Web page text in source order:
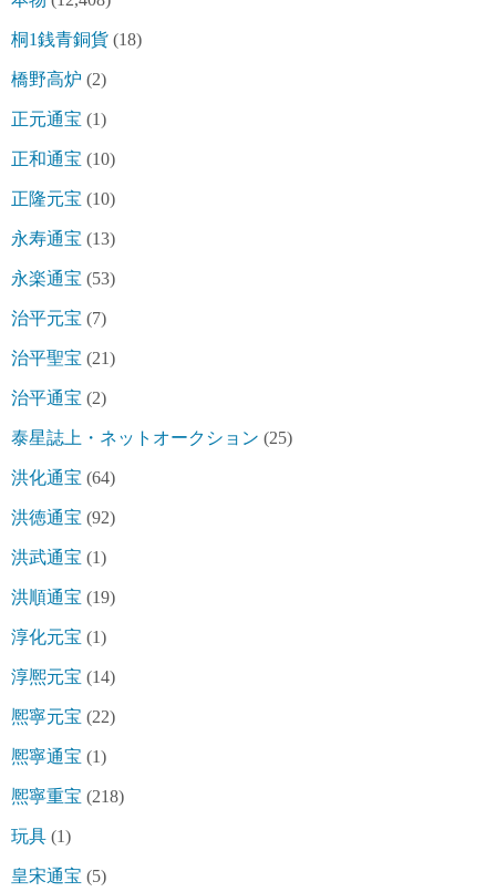
桐1銭青銅貨 (18)
橋野高炉 (2)
正元通宝 (1)
正和通宝 (10)
正隆元宝 (10)
永寿通宝 (13)
永楽通宝 (53)
治平元宝 (7)
治平聖宝 (21)
治平通宝 (2)
泰星誌上・ネットオークション (25)
洪化通宝 (64)
洪徳通宝 (92)
洪武通宝 (1)
洪順通宝 (19)
淳化元宝 (1)
淳熈元宝 (14)
熈寧元宝 (22)
熈寧通宝 (1)
熈寧重宝 (218)
玩具 (1)
皇宋通宝 (5)